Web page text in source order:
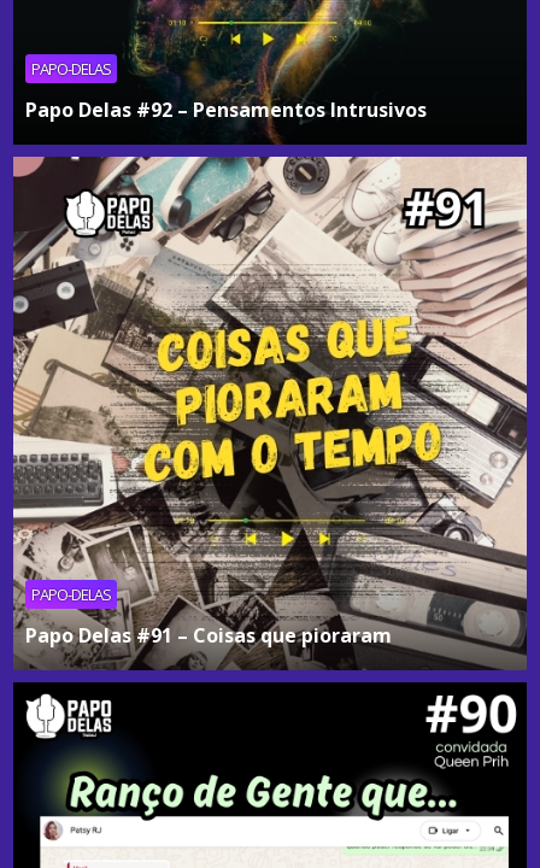
PAPO-DELAS
Papo Delas #92 – Pensamentos Intrusivos
PAPO-DELAS
Papo Delas #91 – Coisas que pioraram